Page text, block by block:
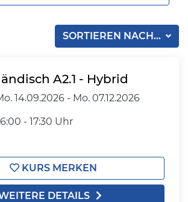
SORTIEREN NACH...
A2.1 - Hybrid
14.09.2026 - Mo. 07.12.2026
- 17:30 Uhr
KURS MERKEN
DETAILS